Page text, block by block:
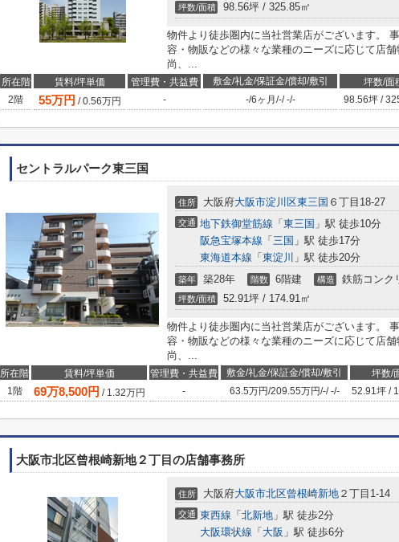
坪数/面積 98.56坪 / 325.85㎡
物件より徒歩圏内に当社営業店がございます。
容・物販などの様々な業種のニーズに応じて店舗
尚、...
所在階 賃料/坪単価 管理費・共益費 敷金/礼金/保証金/償却/敷引 坪数/面
2階
55万円 /0.56万円 - -/6ヶ月 /-/-/- 98.56坪 /
セントラルパーク東三国
住所 大阪府大阪市淀川区東三国 ６丁目18-27
交通 地下鉄御堂筋線 「 東三国 」駅 徒歩10分
阪急宝塚本線 「 三国 」駅 徒歩17分
東海道本線 「 東淀川 」駅 徒歩20分
築年 築28年 階数 6階建 構造 鉄筋コンク
坪数/面積 52.91坪 / 174.91㎡
物件より徒歩圏内に当社営業店がございます。
容・物販などの様々な業種のニーズに応じて店舗
尚、...
所在階 賃料/坪単価 管理費・共益費 敷金/礼金/保証金/償却/敷引 坪数/
1階
69万8,500円 / 1.32万円 - 63.5万円/209.55万円/-/-/- 52.91坪 /
大阪市北区曾根崎新地２丁目の店舗事務所
住所 大阪府大阪市北区曾根崎新地 ２丁目1-14
交通 東西線 「 北新地 」駅 徒歩2分
大阪環状線 「 大阪 」駅 徒歩6分